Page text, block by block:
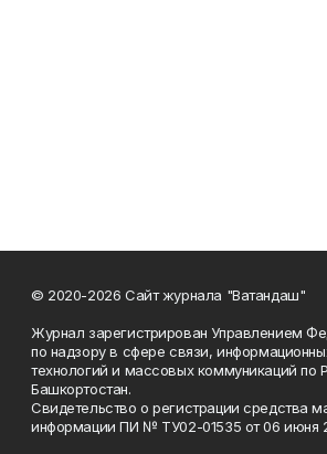
© 2020-2026 Сайт журнала "Ватандаш"
Журнал зарегистрирован Управлением
по надзору в сфере связи,
технологий и массовых коммуникаций по
Башкортостан.
Свидетельство о регистрации средства
информации ПИ № ТУ02-01535 от 06 июня